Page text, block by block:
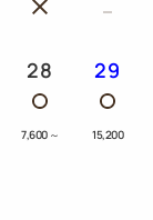
28
7,600 ～
29
15,200